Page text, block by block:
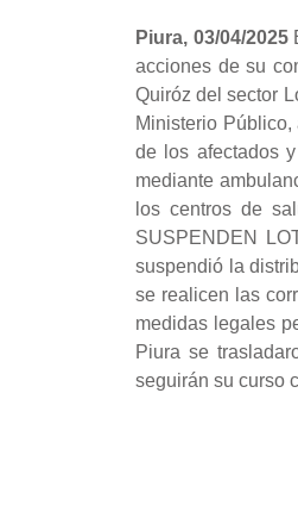
Piura, 03/04/2025
acciones de su
Quiróz del sector
Ministerio
de los afectados
mediante
los centros de
SUSPENDEN
suspendió la
se realicen las
medidas legales
Piura se
seguirán su curso